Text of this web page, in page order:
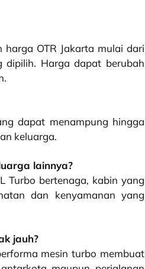
OTR Jakarta mulai dari
Harga dapat berubah
dapat menampung hingga
keluarga.
lainnya?
Turbo bertenaga, kabin yang
dan kenyamanan yang
jauh?
mesin turbo membuat